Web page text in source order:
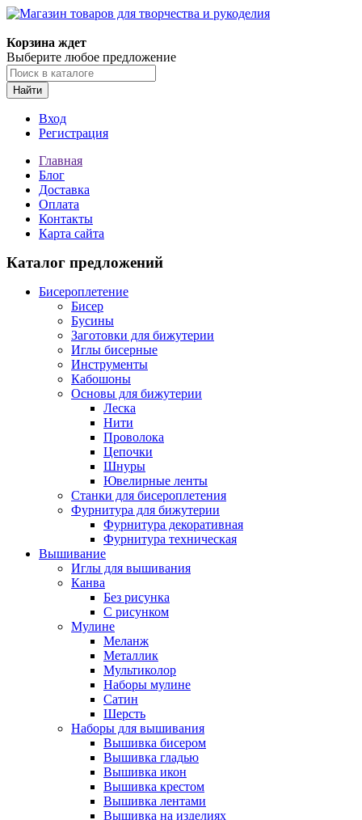
Корзина ждет
Выберите любое предложение
Найти
Вход
Регистрация
Главная
Блог
Доставка
Оплата
Контакты
Карта сайта
Каталог предложений
Бисероплетение
Бисер
Бусины
Заготовки для бижутерии
Иглы бисерные
Инструменты
Кабошоны
Основы для бижутерии
Леска
Нити
Проволока
Цепочки
Шнуры
Ювелирные ленты
Станки для бисероплетения
Фурнитура для бижутерии
Фурнитура декоративная
Фурнитура техническая
Вышивание
Иглы для вышивания
Канва
Без рисунка
С рисунком
Мулине
Меланж
Металлик
Мультиколор
Наборы мулине
Сатин
Шерсть
Наборы для вышивания
Вышивка бисером
Вышивка гладью
Вышивка икон
Вышивка крестом
Вышивка лентами
Вышивка на изделиях